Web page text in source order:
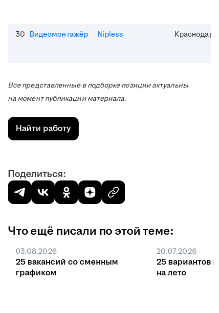
30 Видеомонтажёр Nipless Краснодар
Все представленные в подборке позиции актуальны
на момент публикации материала.
Найти работу
Поделиться:
Что ещё писали по этой теме:
03.08.2026
25 вакансий со сменным
графиком
20.07.2026
25 вариантов
на лето